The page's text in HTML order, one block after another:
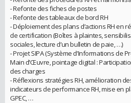
- Refonte des fiches de postes
- Refonte des tableaux de bord RH
- Déploiement des plans d’actions RH en
de certification (Boîtes à plaintes,
sociales, lecture d’un bulletin de paie, …)
- Projet SIPA (Système d’Informations de
Main d’Œuvre, pointage digital :
des charges
- Réflexions stratégies RH, amélioration
indicateurs de performance RH, mise en
GPEC, …